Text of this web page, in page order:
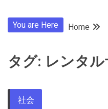
You are Here Home
タグ: レンタ
社会